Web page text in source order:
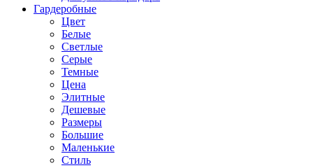
Гардеробные
Цвет
Белые
Светлые
Серые
Темные
Цена
Элитные
Дешевые
Размеры
Большие
Маленькие
Стиль